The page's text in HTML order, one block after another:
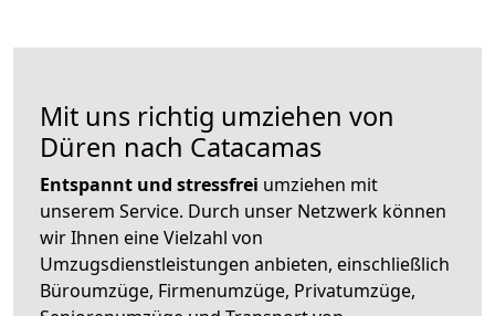
Mit uns richtig umziehen von
Düren nach Catacamas
Entspannt und stressfrei umziehen mit
unserem Service. Durch unser Netzwerk können
wir Ihnen eine Vielzahl von
Umzugsdienstleistungen anbieten, einschließlich
Büroumzüge, Firmenumzüge, Privatumzüge,